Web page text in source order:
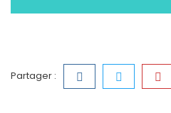
Partager :